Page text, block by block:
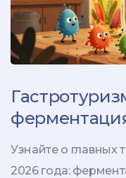
продукты и
Узнайте о главных
2026 года: